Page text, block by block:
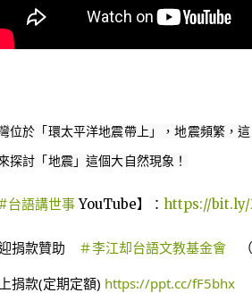
位於「環太平洋地震帶上」，地震頻繁，
探討「地震」這個大自然現象！
台語講世事 YouTube】： https://bit.ly/
捐款贊助 ＃李江却台語文教基金會 （
捐款(定期定額) https://ppt.cc/fF5bhx